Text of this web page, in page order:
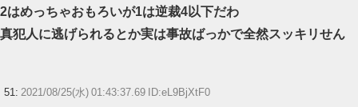
2はめっちゃおもろいが1は逆裁4以下だわ
真犯人に逃げられるとか実は事故ばっかで全然スッキリせん
51: 2021/08/25(水) 01:43:37.69 ID:eL9BjXtF0